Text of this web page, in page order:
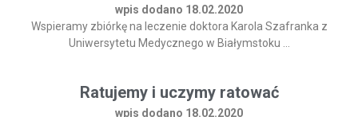
wpis dodano 18.02.2020
Wspieramy zbiórkę na leczenie doktora Karola Szafranka z
Uniwersytetu Medycznego w Białymstoku ...
Ratujemy i uczymy ratować
wpis dodano 18.02.2020